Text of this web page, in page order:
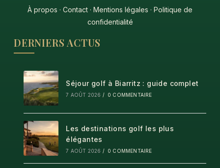
À propos · Contact · Mentions légales · Politique de
confidentialité
DERNIERS ACTUS
Séjour golf à Biarritz : guide complet
7 AOÛT 2026 / 0 COMMENTAIRE
Les destinations golf les plus
élégantes
7 AOÛT 2026 / 0 COMMENTAIRE